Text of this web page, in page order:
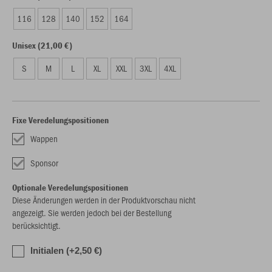
116 128 140 152 164
Unisex (21,00 €)
S M L XL XXL 3XL 4XL
Fixe Veredelungspositionen
Wappen
Sponsor
Optionale Veredelungspositionen
Diese Änderungen werden in der Produktvorschau nicht
angezeigt. Sie werden jedoch bei der Bestellung
berücksichtigt.
Initialen (+2,50 €)